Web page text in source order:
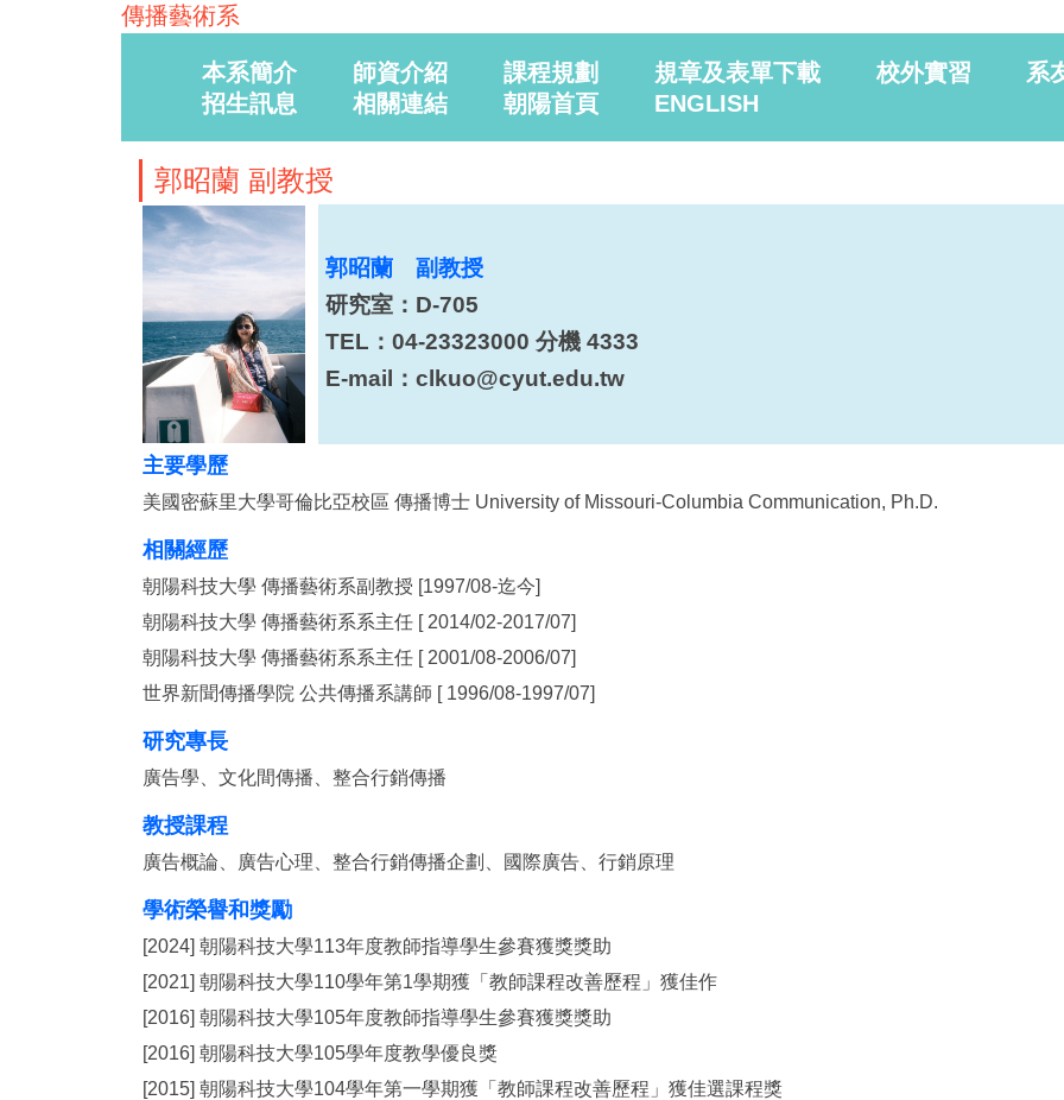
傳播藝術系
本系簡介 師資介紹 課程規劃 規章及表單下載 校外實習 系
招生訊息
相關連結 朝陽首頁 ENGLISH
郭昭蘭 副教授
郭昭蘭 副教授
研究室： D-705
TEL：04-23323000 分機 4333
E-mail： clkuo@cyut.edu.tw
主要學歷
美國密蘇里大學哥倫比亞校區 傳播博士 University of Missouri-Columbia Communication, Ph.D.
相關經歷
朝陽科技大學 傳播藝術系副教授 [1997/08-迄今]
朝陽科技大學 傳播藝術系系主任 [ 2014/02-2017/07]
朝陽科技大學 傳播藝術系系主任 [ 2001/08-2006/07]
世界新聞傳播學院 公共傳播系講師 [ 1996/08-1997/07]
研究專長
廣告學、文化間傳播、整合行銷傳播
教授課程
廣告概論、廣告心理、整合行銷傳播企劃、國際廣告、行銷原理
學術榮譽和獎勵
[2024] 朝陽科技大學113年度教師指導學生參賽獲獎獎助
[2021] 朝陽科技大學110學年第1學期獲「教師課程改善歷程」獲佳作
[2016] 朝陽科技大學105年度教師指導學生參賽獲獎獎助
[2016] 朝陽科技大學105學年度教學優良獎
[2015] 朝陽科技大學104學年第一學期獲「教師課程改善歷程」獲佳選課程獎